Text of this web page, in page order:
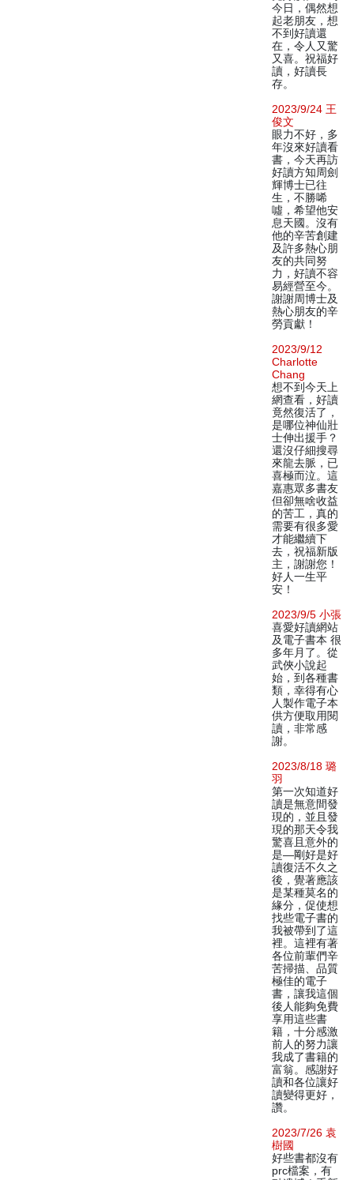
今日，偶然想
起老朋友，想
不到好讀還
在，令人又驚
又喜。祝福好
讀，好讀長
存。
2023/9/24 王
俊文
眼力不好，多
年沒來好讀看
書，今天再訪
好讀方知周劍
輝博士已往
生，不勝唏
噓，希望他安
息天國。沒有
他的辛苦創建
及許多熱心朋
友的共同努
力，好讀不容
易經營至今。
謝謝周博士及
熱心朋友的辛
勞貢獻！
2023/9/12
Charlotte
Chang
想不到今天上
網查看，好讀
竟然復活了，
是哪位神仙壯
士伸出援手？
還沒仔細搜尋
來龍去脈，已
喜極而泣。這
嘉惠眾多書友
但卻無啥收益
的苦工，真的
需要有很多愛
才能繼續下
去，祝福新版
主，謝謝您！
好人一生平
安！
2023/9/5 小張
喜愛好讀網站
及電子書本 很
多年月了。從
武俠小說起
始，到各種書
類，幸得有心
人製作電子本
供方便取用閱
讀，非常感
謝。
2023/8/18 璐
羽
第一次知道好
讀是無意間發
現的，並且發
現的那天令我
驚喜且意外的
是—剛好是好
讀復活不久之
後，覺著應該
是某種莫名的
緣分，促使想
找些電子書的
我被帶到了這
裡。這裡有著
各位前輩們辛
苦掃描、品質
極佳的電子
書，讓我這個
後人能夠免費
享用這些書
籍，十分感激
前人的努力讓
我成了書籍的
富翁。感謝好
讀和各位讓好
讀變得更好，
讚。
2023/7/26 袁
樹國
好些書都沒有
prc檔案，有